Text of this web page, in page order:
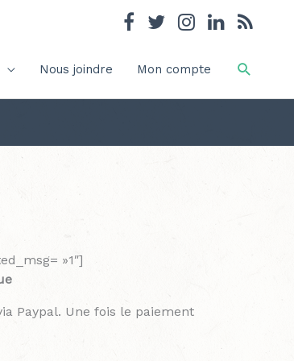
Nous joindre Mon compte
»1″]
Paypal. Une fois le paiement